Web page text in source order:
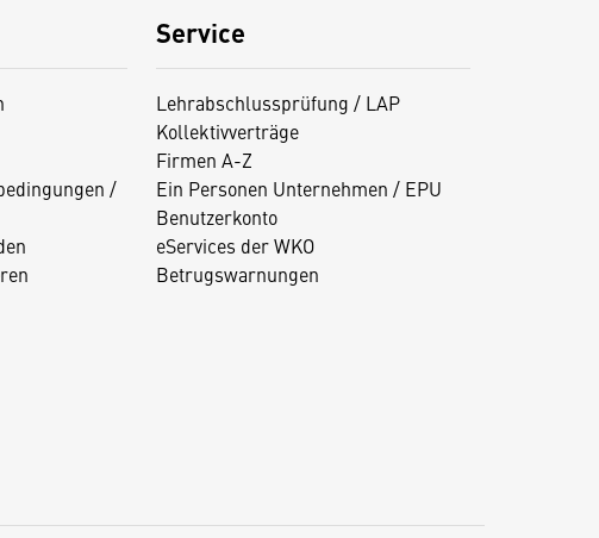
/
Service
Lehrabschlussprüfung / LAP
Kollektivverträge
Firmen A-Z
Ein Personen Unternehmen / EPU
Benutzerkonto
eServices der WKO
Betrugswarnungen